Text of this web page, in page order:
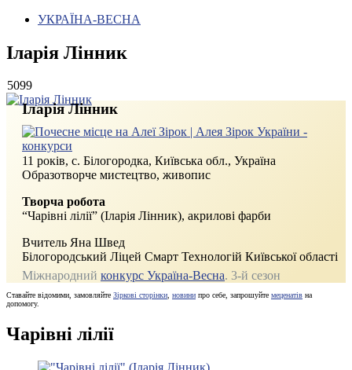
УКРАЇНА-ВЕСНА
Іларія Лінник
5099
Іларія Лінник
11 років, с. Білогородка, Київська обл., Україна
Образотворче мистецтво, живопис
Творча робота
“Чарівні лілії” (Іларія Лінник), акрилові фарби
Вчитель Яна Швед
Білогородський Ліцей Смарт Технологій Київської області
Міжнародний конкурс Україна-Весна. 3‑й сезон
Ставайте відомими, замовляйте Зіркові сторінки новини про себе, запрошуйте меценатів на
допомогу.
Чарівні лілії